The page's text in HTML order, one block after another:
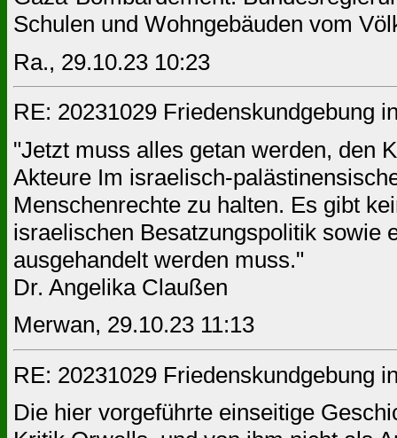
Schulen und Wohngebäuden vom
Ra., 29.10.23 10:23
RE: 20231029 Friedenskundgebung
"Jetzt muss alles getan werden, den
Akteure Im israelisch-
Menschenrechte zu halten. Es gibt
israelischen Besatzungspolitik sowie
ausgehandelt werden muss."
Dr. Angelika Claußen
Merwan, 29.10.23 11:13
RE: 20231029 Friedenskundgebung
Die hier vorgeführte einseitige